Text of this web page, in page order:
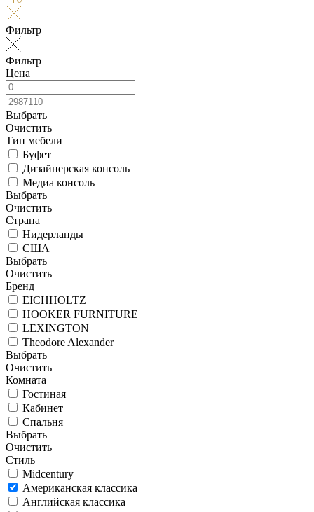
Фильтр
Фильтр
Цена
Выбрать
Очистить
Тип мебели
Буфет
Дизайнерская консоль
Медиа консоль
Выбрать
Очистить
Страна
Нидерланды
США
Выбрать
Очистить
Бренд
EICHHOLTZ
HOOKER FURNITURE
LEXINGTON
Theodore Alexander
Выбрать
Очистить
Комната
Гостиная
Кабинет
Спальня
Выбрать
Очистить
Стиль
Midcentury
Американская классика
Английская классика